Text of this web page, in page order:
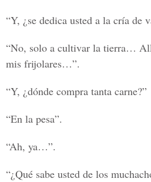
“Y, ¿se dedica usted a la cría de
“No, solo a cultivar la tierra…
mis frijolares…”.
“Y, ¿dónde compra tanta carne?”
“En la pesa”.
“Ah, ya…”.
“¿Qué sabe usted de los